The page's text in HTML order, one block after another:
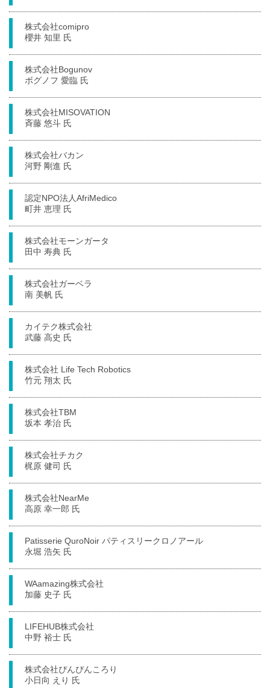
株式会社comipro
櫻井 知里 氏
株式会社Bogunov
ボグノフ 愛臨 氏
株式会社MISOVATION
斉藤 悠斗 氏
株式会社バカン
河野 剛進 氏
認定NPO法人AfriMedico
町井 恵理 氏
株式会社モーンガータ
田中 寿典 氏
株式会社ガーベラ
南 美帆 氏
カイテク株式会社
武藤 高史 氏
株式会社 Life Tech Robotics
竹元 翔太 氏
株式会社TBM
坂本 孝治 氏
株式会社チカク
梶原 健司 氏
株式会社NearMe
高原 幸一郎 氏
Patisserie QuroNoir パティスリークロノアール
永堀 浩矢 氏
WAamazing株式会社
加藤 史子 氏
LIFEHUB株式会社
中野 裕士 氏
株式会社ぴんぴんころり
小日向 えり 氏